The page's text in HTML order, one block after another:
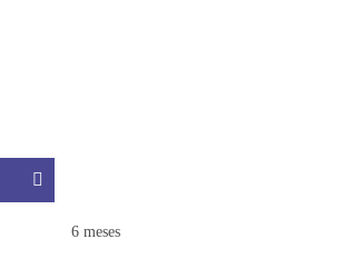
6 meses